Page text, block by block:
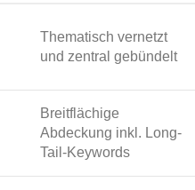
Thematisch vernetzt
und zentral gebündelt
Breitflächige
Abdeckung inkl. Long-
Tail-Keywords